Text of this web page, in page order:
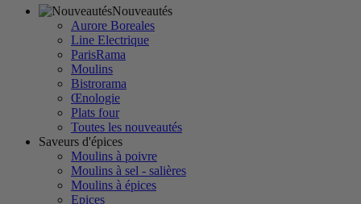
Nouveautés
Aurore Boreales
Line Electrique
ParisRama
Moulins
Bistrorama
Œnologie
Plats four
Toutes les nouveautés
Saveurs d'épices
Moulins à poivre
Moulins à sel - salières
Moulins à épices
Epices